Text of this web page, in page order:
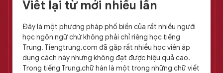
Viết lại từ mới nhiều lần
Đây là một phương pháp phổ biến của rất nhiều người
học ngôn ngữ chứ không phải chỉ riêng học tiếng
Trung. Tiengtrung.com đã gặp rất nhiều học viên áp
dụng cách này nhưng không đạt được hiệu quả cao.
Trong tiếng Trung,chữ hán là một trong những chữ viết